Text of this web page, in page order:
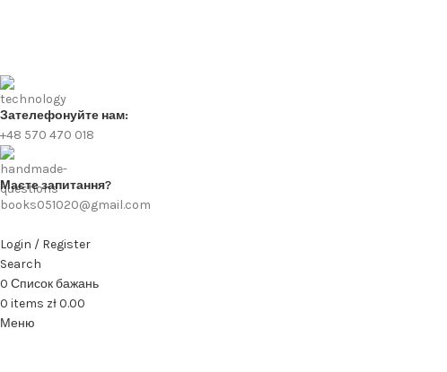
Зателефонуйте нам:
+48 570 470 018
Маєте запитання?
books051020@gmail.com
Login / Register
Search
0 Список бажань
0 items zł0.00
Меню